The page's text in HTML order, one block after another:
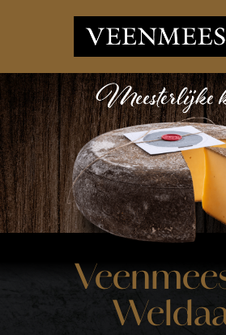
KAZEN
NIEUWS
CONTACT
LOGIN